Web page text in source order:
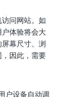
问网站。如
体验将会大
幕尺寸、浏
因此，需要
户设备自动调